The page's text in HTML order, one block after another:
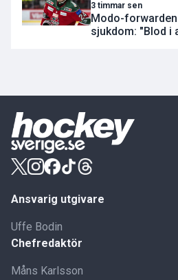
3 timmar sen
Modo-
sjukdom: "Blod i
Ansvarig utgivare
Uffe Bodin
Chefredaktör
Måns Karlsson